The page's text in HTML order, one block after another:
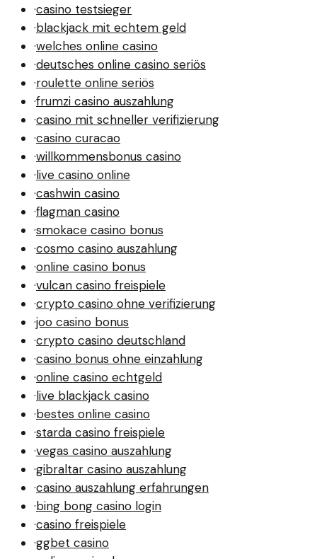
·casino testsieger
·blackjack mit echtem geld
·welches online casino
·deutsches online casino seriös
·roulette online seriös
·frumzi casino auszahlung
·casino mit schneller verifizierung
·casino curacao
·willkommensbonus casino
·live casino online
·cashwin casino
·flagman casino
·smokace casino bonus
·cosmo casino auszahlung
·online casino bonus
·vulcan casino freispiele
·crypto casino ohne verifizierung
·joo casino bonus
·crypto casino deutschland
·casino bonus ohne einzahlung
·online casino echtgeld
·live blackjack casino
·bestes online casino
·starda casino freispiele
·vegas casino auszahlung
·gibraltar casino auszahlung
·casino auszahlung erfahrungen
·bing bong casino login
·casino freispiele
·ggbet casino